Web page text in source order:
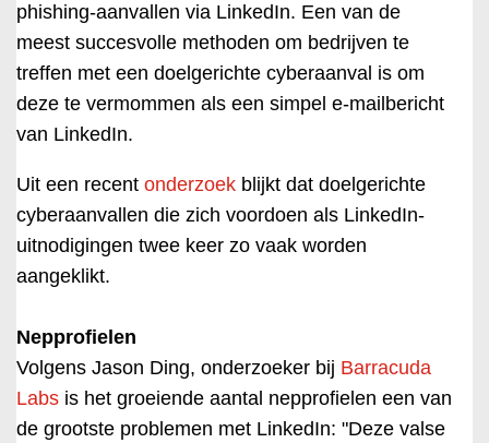
phishing-aanvallen via LinkedIn. Een van de
meest succesvolle methoden om bedrijven te
treffen met een doelgerichte cyberaanval is om
deze te vermommen als een simpel e-mailbericht
van LinkedIn.
Uit een recent onderzoek blijkt dat doelgerichte
cyberaanvallen die zich voordoen als LinkedIn-
uitnodigingen twee keer zo vaak worden
aangeklikt.
Nepprofielen
Volgens Jason Ding, onderzoeker bij Barracuda
Labs is het groeiende aantal nepprofielen een van
de grootste problemen met LinkedIn: "Deze valse